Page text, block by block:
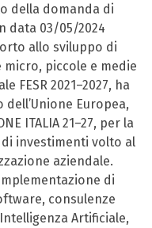
della domanda di
data 03/05/2024
allo sviluppo di
piccole e medie
FESR 2021–2027, ha
Europea,
ITALIA 21–27, per la
investimenti volto al
aziendale.
di
consulenze
Artificiale,